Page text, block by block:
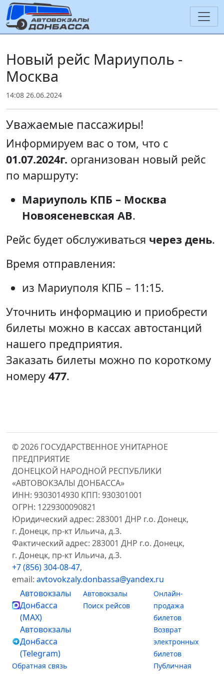
Новый рейс Мариуполь -
Москва
14:08 26.06.2024
Уважаемые пассажиры!
Информируем вас о том, что с
01.07.2024г. организован новый рейс
по маршруту:
Мариуполь КПБ – Москва
Новоясеневская АВ.
Рейс будет обслуживаться через день.
Время отправления:
из Мариуполя КПБ – 11:15.
Уточнить информацию и приобрести
билеты можно в кассах автостанций
нашего предприятия.
Заказать билеты можно по короткому
номеру 477.
© 2026 ГОСУДАРСТВЕННОЕ УНИТАРНОЕ
ПРЕДПРИЯТИЕ
ДОНЕЦКОЙ НАРОДНОЙ РЕСПУБЛИКИ
«АВТОВОКЗАЛЫ ДОНБАССА»
ИНН: 9303014930 КПП: 930301001
ОГРН: 1229300090821
Юридический адрес: 283001 ДНР г.о. Донецк,
г. Донецк, пр-кт Ильича, д.3.
Фактический адрес: 283001 ДНР г.о. Донецк,
г. Донецк, пр-кт Ильича, д.3.
+7 (856) 304-08-47,
email: avtovokzaly.donbassa@yandex.ru
Автовокзалы
Донбасса
(MAX)
Автовокзалы
Донбасса
(Telegram)
Обратная связь
Автовокзалы
Поиск рейсов
Онлайн-
продажа
билетов
Возврат
электронных
билетов
Публичная